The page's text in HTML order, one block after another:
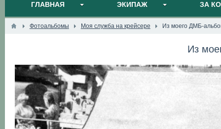
ГЛАВНАЯ ЭКИПАЖ ЗА
Фотоальбомы Моя служба на крейсере Из моего ДМБ-
Из